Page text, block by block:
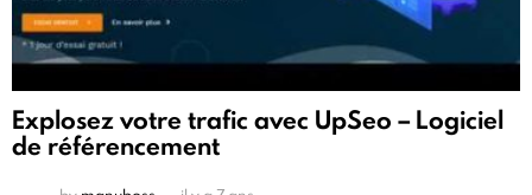
Explosez votre trafic avec UpSeo – Logiciel
de référencement